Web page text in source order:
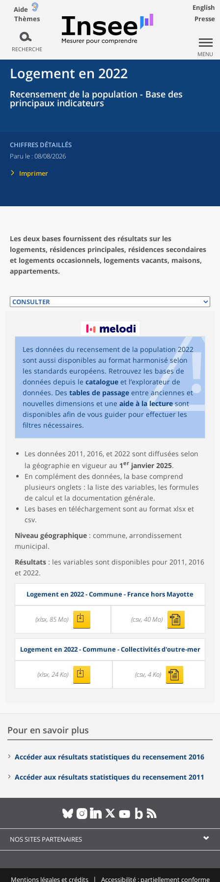
Aide
Thèmes
RECHERCHE
English
Presse
MENU
Logement en 2022
Recensement de la population - Base des
principaux indicateurs
CHIFFRES DÉTAILLÉS
Paru le : 08/08/2026
Imprimer
Les deux bases fournissent des résultats sur les
logements, résidences principales, résidences secondaires
et logements occasionnels, logements vacants, maisons,
appartements.
Les données du recensement de la population 2022
sont aussi disponibles au format harmonisé selon
les standards européens. Retrouvez les bases de
données depuis le catalogue et l’explorateur de
données. Des tables de passage entre anciennes et
nouvelles dimensions et une aide à la lecturesont
disponibles afin de vous guider pour effectuer les
filtres nécessaires.
Les données 2011, 2016, et 2022 sont diffusées selon
la géographie en vigueur au 1er janvier 2025.
En complément des données, la base comprend
plusieurs onglets : la liste des variables, les formules
de calcul et la documentation générale.
Les bases en téléchargement sont au format xlsx et
csv.
Niveau géographique : commune, arrondissement
municipal.
Résultats : les variables sont disponibles pour 2011, 2016
et 2022.
Logement en 2022 - Commune - France hors Mayotte
(xlsx, 85 Mo) (csv, 40 Mo)
Logement en 2022 - Commune - Collectivités d'outre-mer
(xlsx, 24 Ko) (csv, 4 Ko)
Pour en savoir plus
Accéder aux résultats statistiques du recensement 2016
Accéder aux résultats statistiques du recensement 2011
NOS SITES PARTENAIRES
Mentions légales et crédits Accessibilité : partiellement conforme